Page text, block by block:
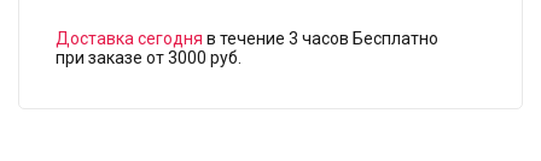
Доставка сегодня в течение 3 часов Бесплатно
при заказе от 3000 руб.